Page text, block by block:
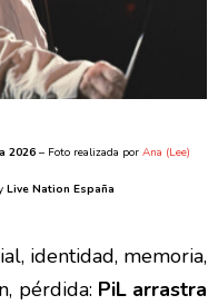
2026 – Foto realizada por Ana (Lee)
Live Nation España
identidad, memoria,
pérdida: PiL arrastra